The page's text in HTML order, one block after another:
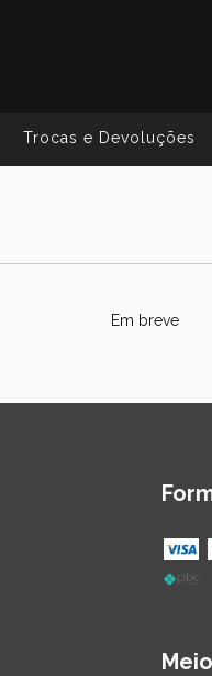
Trocas e Devoluções
Em breve